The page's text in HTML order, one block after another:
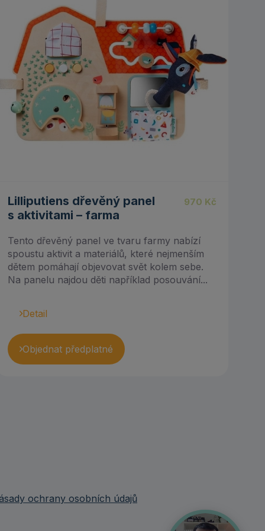
Lilliputiens dřevěný panel
s aktivitami – farma
970 Kč
Tento dřevěný panel ve tvaru farmy nabízí
spoustu aktivit a materiálů, které nejmenším
dětem pomáhají objevovat svět kolem sebe.
Na panelu najdou děti například posouvání...
Detail
Objednat předplatné
ochrany osobních údajů